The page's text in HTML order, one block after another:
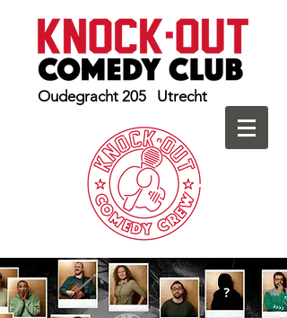
Oudegracht 205 Utrecht